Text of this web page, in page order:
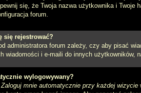
się, że Twoja nazwa użytkownika i Twoje
forum.
się rejestrować?
administratora forum zależy, czy aby pisać
wiadomości i e-maili do innych
wylogowywany?
Zaloguj mnie automatycznie przy każdej wizycie